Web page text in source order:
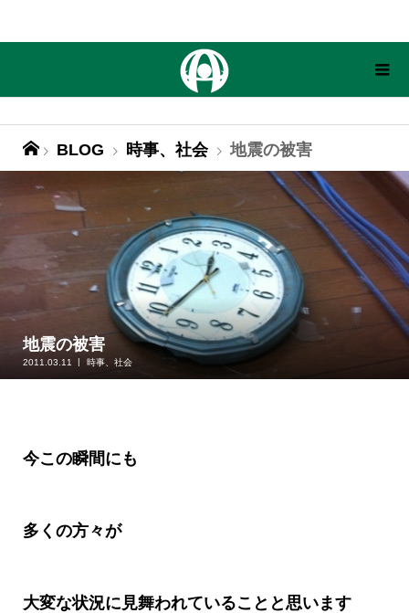
BLOG 時事、社会 地震の被害
地震の被害
2011.03.11 時事、社会
今この瞬間にも
多くの方々が
大変な状況に見舞われていることと思います